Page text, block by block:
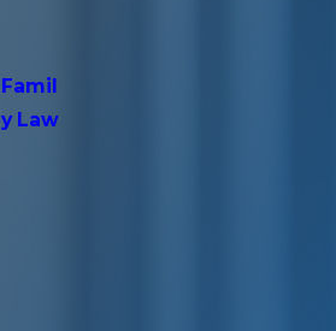
Famil
y Law